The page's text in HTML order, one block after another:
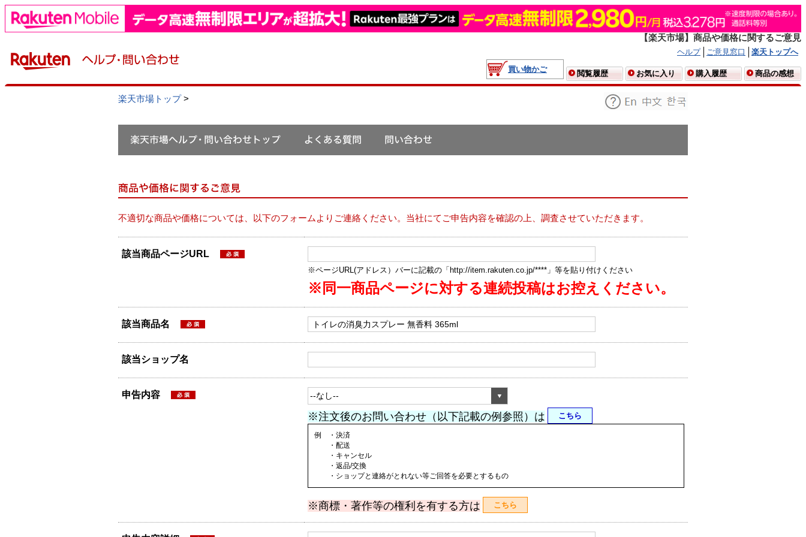
【楽天市場】商品や価格に関するご意見
ヘルプ ご意見窓口
楽天トップへ
買い物かご
閲覧履歴 お気に入り 購入履歴 商品の感想
楽天市場トップ>
不適切な商品や価格については、以下のフォームよりご連絡ください。当社にてご申告内容を確認の上、調査させていただきます。
該当商品ページURL
※ページURL(アドレス）バーに記載の「http://item.rakuten.co.jp/****」等を貼り付けください
※同一商品ページに対する連続投稿はお控えください。
該当商品名
該当ショップ名
申告内容
※注文後のお問い合わせ（以下記載の例参照）は こちら
例 ・決済
・配送
・キャンセル
・返品/交換
・ショップと連絡がとれない等ご回答を必要とするもの
※商標・著作等の権利を有する方は こちら